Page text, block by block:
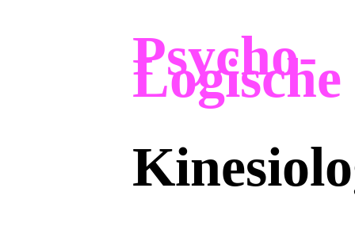
Psycho-
Logische